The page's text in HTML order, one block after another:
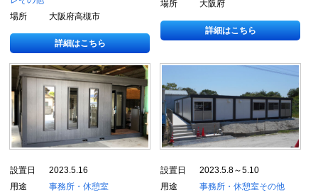
場所
大阪府高槻市
詳細はこちら
場所 大阪府
詳細はこちら
設置日
2023.5.16
用途
事務所・休憩室
設置日
2023.5.8～5.10
用途
事務所・休憩室その他